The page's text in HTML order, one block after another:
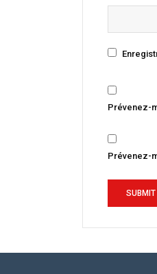
Prévenez-
Prévenez-